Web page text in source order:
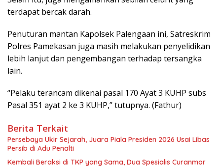
terdapat bercak darah.
Penuturan mantan Kapolsek Palengaan ini, Satreskrim
Polres Pamekasan juga masih melakukan penyelidikan
lebih lanjut dan pengembangan terhadap tersangka
lain.
“Pelaku terancam dikenai pasal 170 Ayat 3 KUHP subs
Pasal 351 ayat 2 ke 3 KUHP,” tutupnya. (Fathur)
Berita Terkait
Persebaya Ukir Sejarah, Juara Piala Presiden 2026 Usai Libas
Persib di Adu Penalti
Kembali Beraksi di TKP yang Sama, Dua Spesialis Curanmor